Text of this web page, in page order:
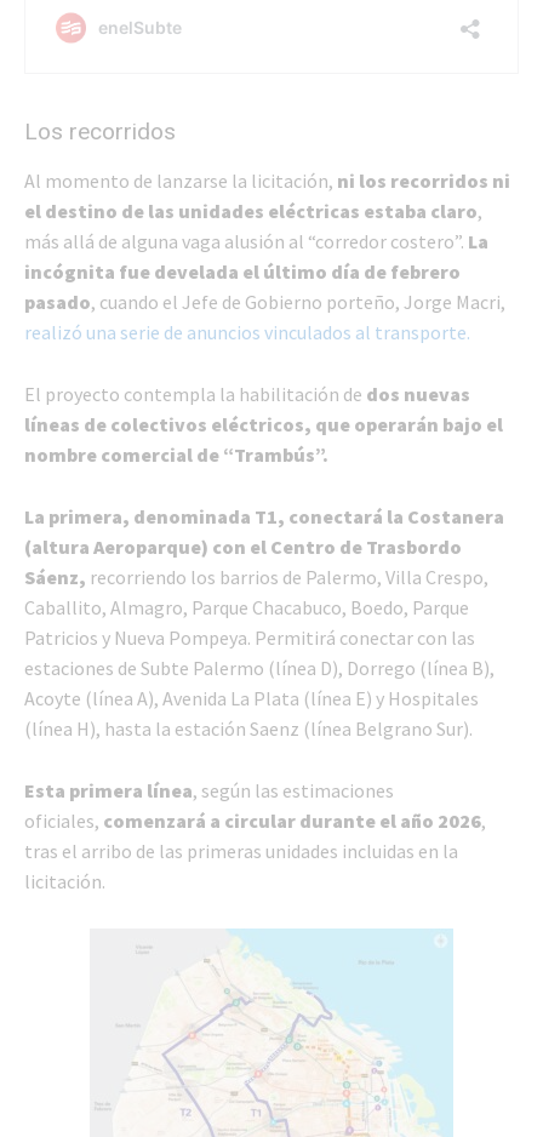
Los recorridos
Al momento de lanzarse la licitación, ni los recorridos ni
el destino de las unidades eléctricas estaba claro,
más allá de alguna vaga alusión al “corredor costero”. La
incógnita fue develada el último día de febrero
pasado, cuando el Jefe de Gobierno porteño, Jorge Macri,
realizó una serie de anuncios vinculados al transporte.
El proyecto contempla la habilitación de dos nuevas
líneas de colectivos eléctricos, que operarán bajo el
nombre comercial de “Trambús”.
La primera, denominada T1, conectará la Costanera
(altura Aeroparque) con el Centro de Trasbordo
Sáenz, recorriendo los barrios de Palermo, Villa Crespo,
Caballito, Almagro, Parque Chacabuco, Boedo, Parque
Patricios y Nueva Pompeya. Permitirá conectar con las
estaciones de Subte Palermo (línea D), Dorrego (línea B),
Acoyte (línea A), Avenida La Plata (línea E) y Hospitales
(línea H), hasta la estación Saenz (línea Belgrano Sur).
Esta primera línea, según las estimaciones
oficiales, comenzará a circular durante el año 2026,
tras el arribo de las primeras unidades incluidas en la
licitación.